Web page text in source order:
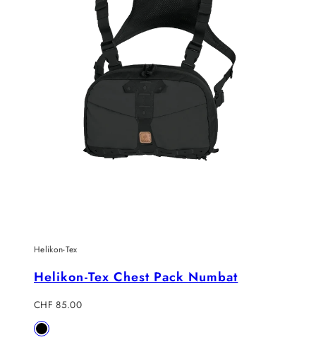
Helikon-Tex
Helikon-Tex Chest Pack Numbat
Regulärer
Preis
CHF 85.00
Verfügbar
Black